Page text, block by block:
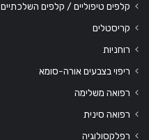
קלפים טיפוליים / קלפים השלכתיים
קריסטלים
רוחניות
ריפוי בצבעים אורה-סומא
רפואה משלימה
רפואה סינית
רפלקסולוגיה